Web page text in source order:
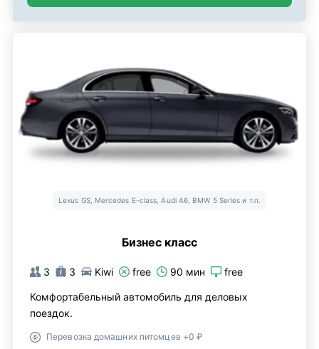
Lexus GS, Mercedes E-class, Audi A6, BMW 5 Series и т.п.
Бизнес класс
3 3 Kiwi free 90 мин free
Комфортабельный автомобиль для деловых
поездок.
Перевозка домашних питомцев +0 ₽